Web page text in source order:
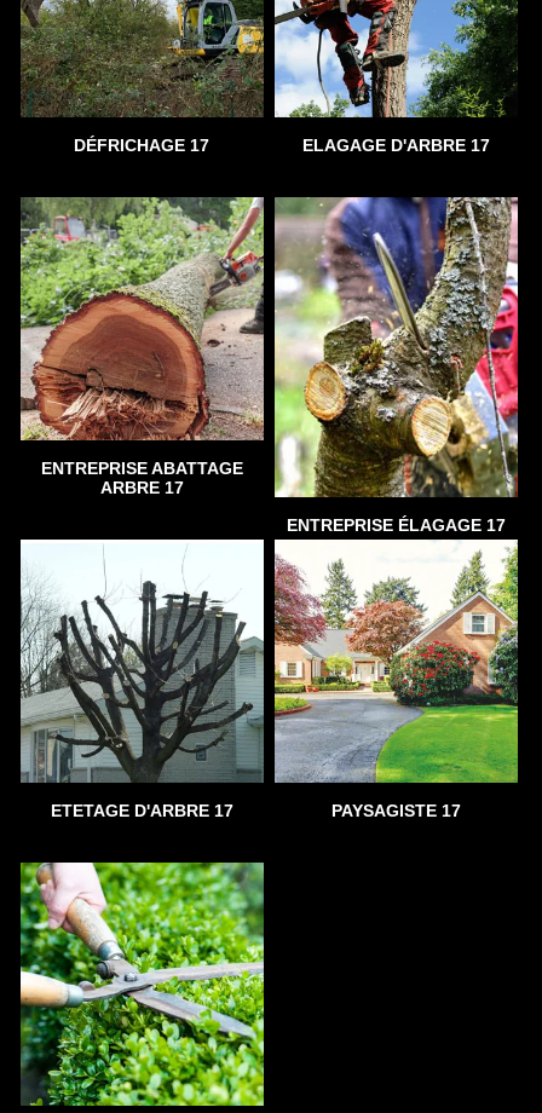
DÉFRICHAGE 17 ELAGAGE D'ARBRE 17
ENTREPRISE ABATTAGE
ARBRE 17
ENTREPRISE ÉLAGAGE 17
ETETAGE D'ARBRE 17 PAYSAGISTE 17